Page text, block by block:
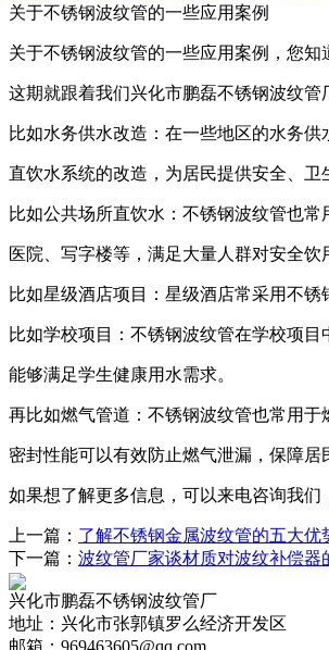
关于不锈钢波纹管的一些应用案例
关于不锈钢波纹管的一些应用案例，您
这期就跟着我们兴化市鹏磊不锈钢波纹管
比如水务供水改造：在一些地区的水务
直饮水系统的改造，为居民提供安全、卫
比如公共场所直饮水：不锈钢波纹管也常
医院、写字楼等，满足大量人群对安全饮
比如星级酒店项目：星级酒店常采用不锈
比如学校项目：不锈钢波纹管在学校项目
能够满足学生健康用水需求。
再比如燃气管道：不锈钢波纹管也常用
密封性能可以有效防止燃气泄漏，保障居
如果想了解更多信息，可以来电咨询我们
上一篇： 了解不锈钢金属波纹管的五大优
下一篇： 波纹管厂家谈材质对波纹补偿器
兴化市鹏磊不锈钢波纹管厂
地址：兴化市张郭镇罗么经济开发区
邮箱：969463605@qq.com